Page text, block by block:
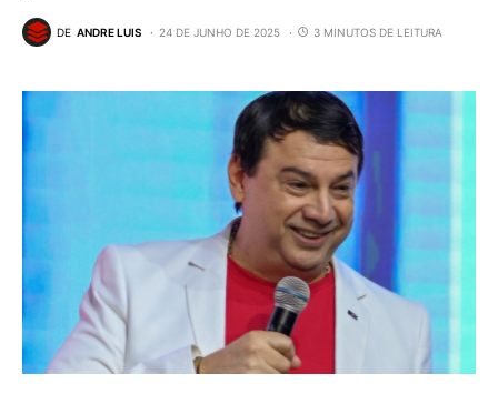
DE ANDRE LUIS 24 DE JUNHO DE 2025 3 MINUTOS DE LEITURA